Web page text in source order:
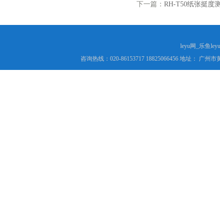
下一篇： RH-T50纸张挺度
leyu网_乐鱼
咨询热线：020-86153717 18825066456 地址： 广州